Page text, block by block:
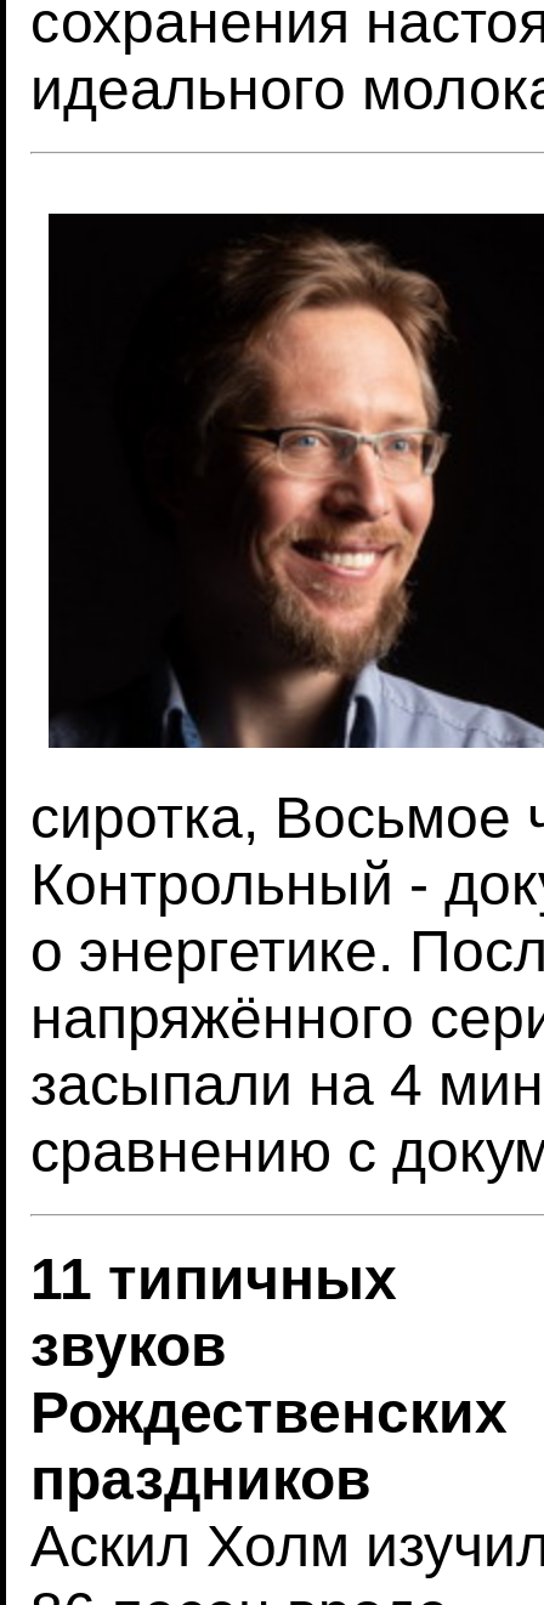
сохранения
идеального
сиротка, Восьмое
Контрольный -
о энергетике.
напряжённого
засыпали на 4
сравнению с
11 типичных
звуков
Рождественских
праздников
Аскил Холм